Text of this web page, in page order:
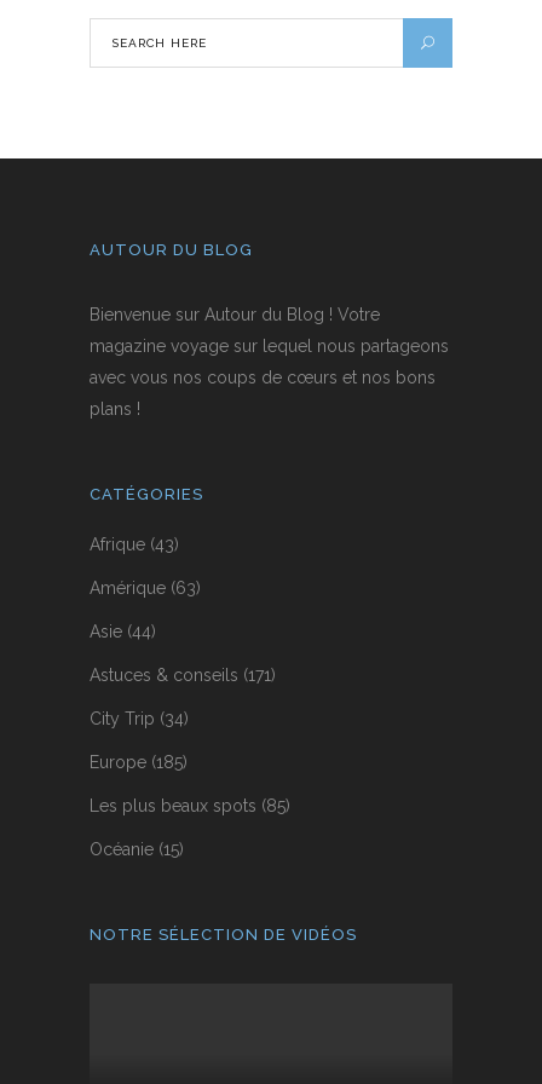
AUTOUR DU BLOG
Bienvenue sur Autour du Blog ! Votre
magazine voyage sur lequel nous partageons
avec vous nos coups de cœurs et nos bons
plans !
CATÉGORIES
Afrique (43)
Amérique (63)
Asie (44)
Astuces & conseils (171)
City Trip (34)
Europe (185)
Les plus beaux spots (85)
Océanie (15)
NOTRE SÉLECTION DE VIDÉOS